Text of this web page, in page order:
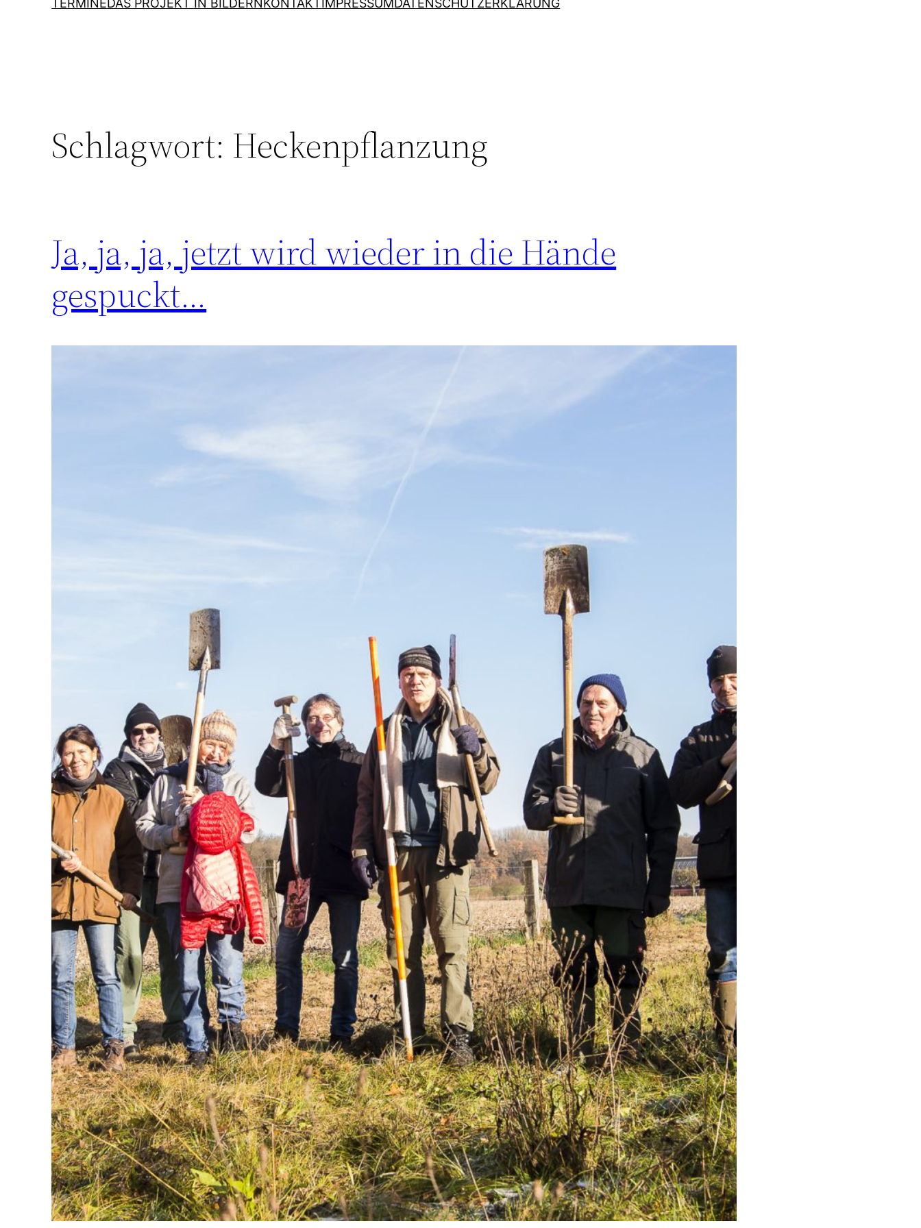
TERMINEDAS PROJEKT IN BILDERN KONTAKT IMPRESSUM DATENSCHUTZERKLÄRUNG
Schlagwort: Heckenpflanzung
Ja, ja, ja, jetzt wird wieder in die Hände
gespuckt…